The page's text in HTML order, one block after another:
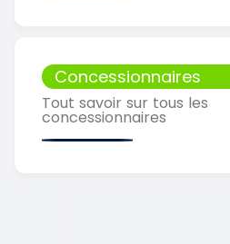
Concessionnaires
Tout savoir sur tous les
concessionnaires